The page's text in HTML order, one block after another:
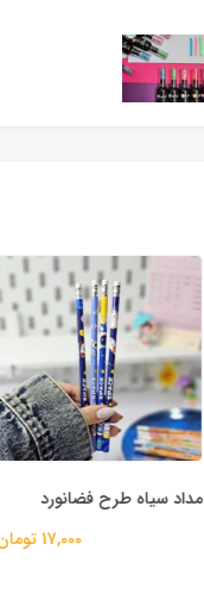
مداد سیاه طرح فضانورد
17,000 تومان